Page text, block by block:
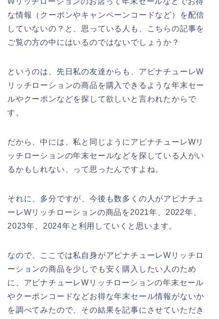
な情報（クーポンやキャンペーンコードなど）を配信
していないの？と、思っている人も、こちらの記事を
ご覧の方の中にはいるのではないでしょうか？
というのは、先日私の友達からも、アピナチューレW
リッチローションの商品を購入できるような年末セー
ルやクーポンなどを探して欲しいと言われたからで
す。
だから、中には、私と同じようにアピナチューレWリ
ッチローションの年末セールなどを探している人がい
るかもしれない、って思ったんですよね。
それに、多分ですが、今後も数多くの人がアピナチュ
ーレWリッチローションの商品を2021年、2022年、
2023年、2024年と利用していくと思います。
なので、ここでは私自身がアピナチューレWリッチロ
ーションの商品を少しでも安く購入したい人のため
に、アピナチューレWリッチローションの年末セール
やクーポンコードなどお得な年末セール情報がないか
を調べてみたので、その結果を記事にさせていただき